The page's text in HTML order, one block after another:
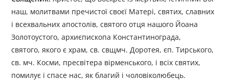
наш, молитвами пречистої своєї Матері, святих, славних
і всехвальних апостолів, святого отця нашого Йоана
Золотоустого, архиєпископа Константинограда,
святого, якого є храм, св. свщмч. Доротея, єп. Тирського,
св. мч. Косми, пресвітера вірменського, і всіх святих,
помилує і спасе нас, як благий і чоловіколюбець.